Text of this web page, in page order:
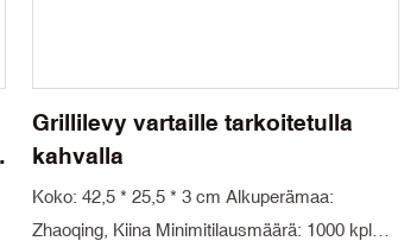
Grillilevy vartaille tarkoitetulla
kahvalla
Koko: 42,5 * 25,5 * 3 cm Alkuperämaa:
Zhaoqing, Kiina Minimitilausmäärä: 1000 kpl